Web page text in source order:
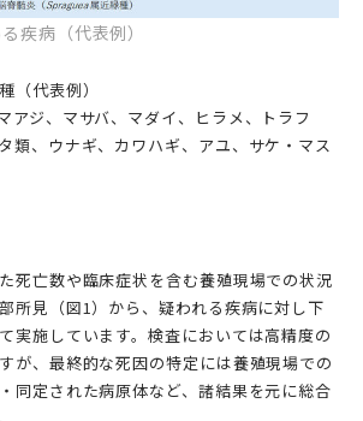
疾病（代表例）
（代表例）
アジ、マサバ、マダイ、ヒラメ、トラフ
類、ウナギ、カワハギ、アユ、サケ・マス
死亡数や臨床症状を含む養殖現場での状況
所見（図1）から、疑われる疾病に対し下
実施しています。検査においては高精度の
が、最終的な死因の特定には養殖現場での
同定された病原体など、諸結果を元に総合